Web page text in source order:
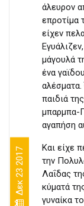
Δεκ 23 2017
άλευρον
επροτίμα
είχεν
μάγουλά
ένα
παιδιά
μπαρμπα-
αγαπήση
Και είχε
την
Λαΐδας
κύματά
γυναίκα